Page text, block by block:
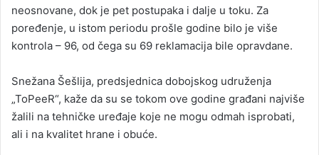
neosnovane, dok je pet postupaka i dalje u toku. Za
poređenje, u istom periodu prošle godine bilo je više
kontrola – 96, od čega su 69 reklamacija bile opravdane.
Snežana Šešlija, predsjednica dobojskog udruženja
„ToPeeR“, kaže da su se tokom ove godine građani najviše
žalili na tehničke uređaje koje ne mogu odmah isprobati,
ali i na kvalitet hrane i obuće.